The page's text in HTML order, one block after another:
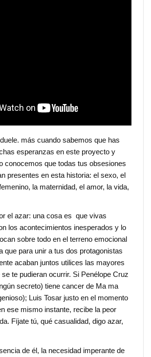
más cuando sabemos que has
esperanzas en este proyecto y
conocemos que todas tus obsesiones
presentes en esta historia: el sexo, el
la maternidad, el amor, la vida,
el azar: una cosa es que vivas
los acontecimientos inesperados y lo
sobre todo en el terreno emocional
que para unir a tus dos protagonistas
acaban juntos utilices las mayores
te pudieran ocurrir. Si Penélope Cruz
secreto) tiene cancer de Ma ma
Luis Tosar justo en el momento
ese mismo instante, recibe la peor
Fíjate tú, qué casualidad, digo azar,
de él, la necesidad imperante de